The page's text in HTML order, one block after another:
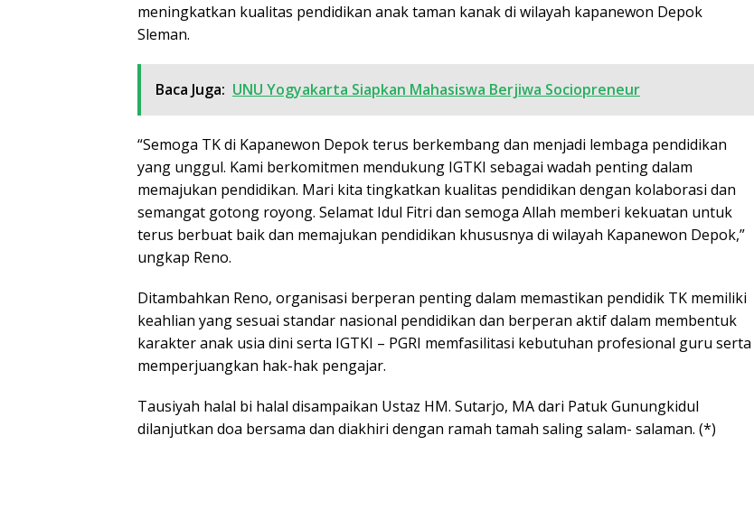
meningkatkan kualitas pendidikan anak taman kanak di wilayah kapanewon Depok
Sleman.
Baca Juga: UNU Yogyakarta Siapkan Mahasiswa Berjiwa Sociopreneur
“Semoga TK di Kapanewon Depok terus berkembang dan menjadi lembaga pendidikan
yang unggul. Kami berkomitmen mendukung IGTKI sebagai wadah penting dalam
memajukan pendidikan. Mari kita tingkatkan kualitas pendidikan dengan kolaborasi dan
semangat gotong royong. Selamat Idul Fitri dan semoga Allah memberi kekuatan untuk
terus berbuat baik dan memajukan pendidikan khususnya di wilayah Kapanewon Depok,”
ungkap Reno.
Ditambahkan Reno, organisasi berperan penting dalam memastikan pendidik TK memiliki
keahlian yang sesuai standar nasional pendidikan dan berperan aktif dalam membentuk
karakter anak usia dini serta IGTKI – PGRI memfasilitasi kebutuhan profesional guru serta
memperjuangkan hak-hak pengajar.
Tausiyah halal bi halal disampaikan Ustaz HM. Sutarjo, MA dari Patuk Gunungkidul
dilanjutkan doa bersama dan diakhiri dengan ramah tamah saling salam- salaman. (*)